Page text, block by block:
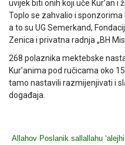
uvijek biti onih koji uče Kur’an i
Toplo se zahvalio i sponzorima
a to su UG Semerkand,
Zenica i privatna radnja „BH
268 polaznika mektebske
Kur’anima pod ručicama oko
tamo nastavili razmijenjivati i
događaja.
Allahov Poslanik sallallahu